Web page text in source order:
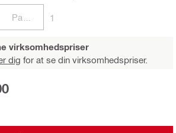
1
virksomhedspriser
dig for at se din virksomhedspriser.